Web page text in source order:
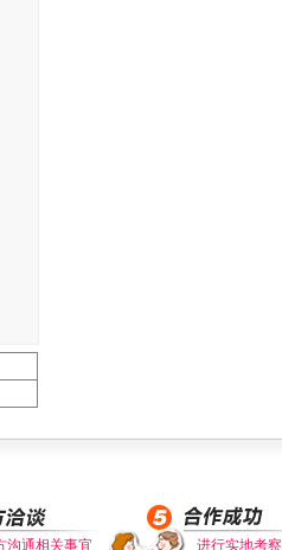
沟通相关事宜 进行实地考察